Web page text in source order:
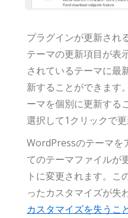
プラグインが更新され
テーマの更新項目が表
されているテーマに最
新することができます
ーマを個別に更新する
選択して1クリックで
WordPressのテーマを
てのテーマファイルが
トに変更されます。こ
ったカスタマイズが失
カスタマイズを失うこ